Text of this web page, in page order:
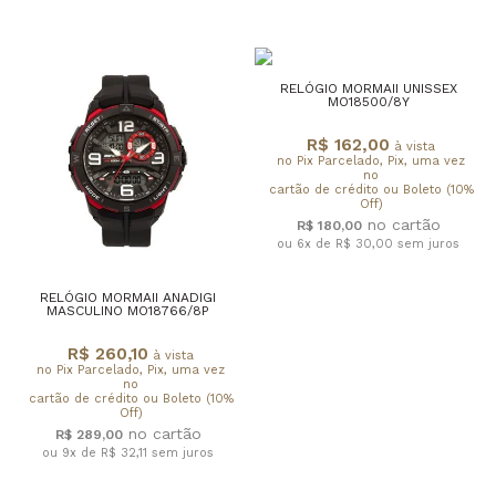
RELÓGIO MORMAII ANADIGI
MASCULINO MO18766/8P
R$ 260,10 à vista
no Pix Parcelado, Pix, uma vez
no
cartão de crédito ou Boleto (10%
Off)
R$ 289,00
ou 9x de R$ 32,11 sem juros
RELÓGIO MORMAII UNISSEX
MO18500/8Y
R$ 162,00 à vista
no Pix Parcelado, Pix, uma vez
no
cartão de crédito ou Boleto (10%
Off)
R$ 180,00
ou 6x de R$ 30,00 sem juros